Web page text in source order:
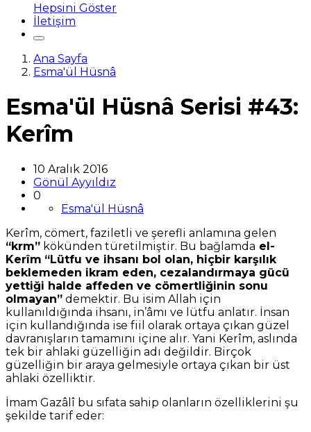
Hepsini Göster
İletişim
Ana Sayfa
Esma'ül Hüsnâ
Esma'ül Hüsnâ Serisi #43:
Kerîm
10 Aralık 2016
Gönül Ayyıldız
0
Esma'ül Hüsnâ
Kerîm, cömert, faziletli ve şerefli anlamına gelen
“krm” kökünden türetilmiştir. Bu bağlamda el-
Kerîm “Lütfu ve ihsanı bol olan, hiçbir karşılık
beklemeden ikram eden, cezalandırmaya gücü
yettiği halde affeden ve cömertliğinin sonu
olmayan” demektir. Bu isim Allah için
kullanıldığında ihsanı, in’âmı ve lütfu anlatır. İnsan
için kullandığında ise fiil olarak ortaya çıkan güzel
davranışların tamamını içine alır. Yani Kerîm, aslında
tek bir ahlaki güzelliğin adı değildir. Birçok
güzelliğin bir araya gelmesiyle ortaya çıkan bir üst
ahlaki özelliktir.
İmam Gazâlî bu sıfata sahip olanların özelliklerini şu
şekilde tarif eder: